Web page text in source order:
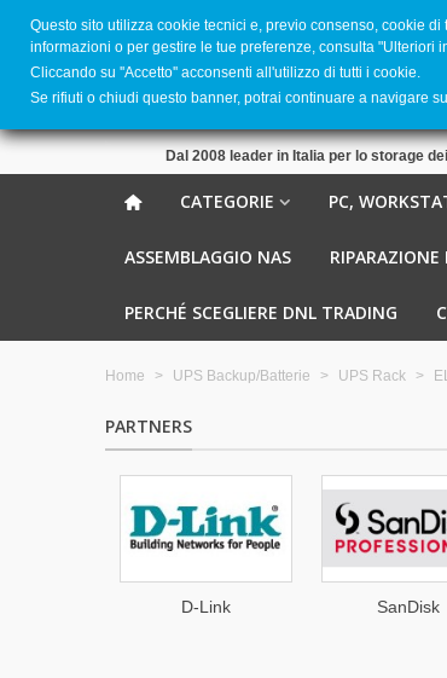
Dal 2008 leader in Italia per lo storage
CATEGORIE PC,
ASSEMBLAGGIO NAS
PERCHÉ SCEGLIERE DNL TRADING
Home > UPS Backup/Batterie > UPS Rack >
PARTNERS
D-Link
SanDisk
Questo sito utilizza cookie tecnici e, previo consenso, cookie
informazioni o per gestire le tue preferenze, consulta "Ulteriori
Cliccando su ''Accetto'' acconsenti all'utilizzo di tutti i cookie.
Se rifiuti o chiudi questo banner, potrai continuare a navigare